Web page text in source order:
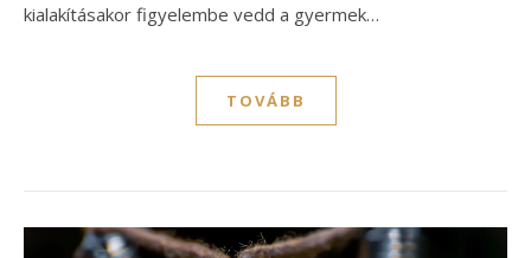
kialakításakor figyelembe vedd a gyermek…
TOVÁBB